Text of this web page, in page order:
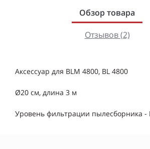
Обзор товара
Отзывов (2)
Аксессуар для BLM 4800, BL 4800
Ø20 см, длина 3 м
Уровень фильтрации пылесборника -